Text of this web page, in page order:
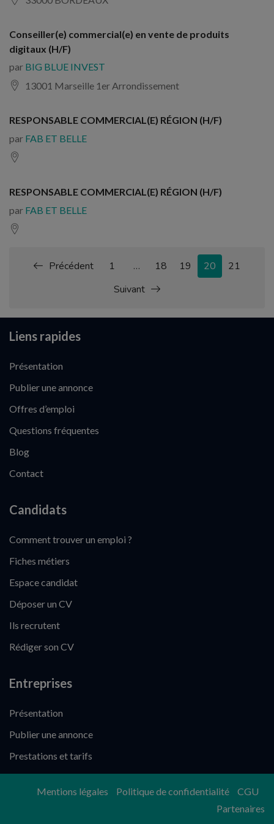
Conseiller(e) commercial(e) en vente de produits
digitaux (H/F)
par BIG BLUE INVEST
13001 Marseille 1er Arrondissement
RESPONSABLE COMMERCIAL(E) RÉGION (H/F)
par FAB ET BELLE
RESPONSABLE COMMERCIAL(E) RÉGION (H/F)
par FAB ET BELLE
Précédent 1 … 18 19 20
21
Suivant
Liens rapides
Présentation
Publier une annonce
Offres d’emploi
Questions fréquentes
Blog
Contact
Candidats
Comment trouver un emploi ?
Fiches métiers
Espace candidat
Déposer un CV
Ils recrutent
Rédiger son CV
Entreprises
Présentation
Publier une annonce
Prestations et tarifs
Mentions légales Politique de confidentialité
CGU
Partenaires